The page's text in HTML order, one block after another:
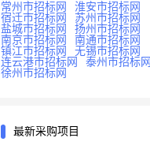
常州市招标网
淮安市招标网
宿迁市招标网
苏州市招标网
盐城市招标网
扬州市招标网
南京市招标网
南通市招标网
镇江市招标网
无锡市招标网
连云港市招标网
泰州市招标网
徐州市招标网
最新采购项目